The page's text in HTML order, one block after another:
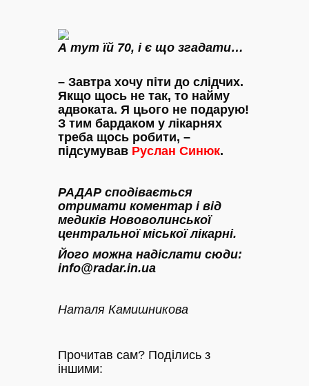
А тут їй 70, і є що згадати…
– Завтра хочу піти до слідчих.
Якщо щось не так, то найму
адвоката. Я цього не подарую!
З тим бардаком у лікарнях
треба щось робити, –
підсумував Руслан Синюк.
РАДАР сподівається
отримати коментар і від
медиків Нововолинської
центральної міської лікарні.
Його можна надіслати сюди:
info@radar.in.ua
Наталя Камишникова
Прочитав сам? Поділись з
іншими: